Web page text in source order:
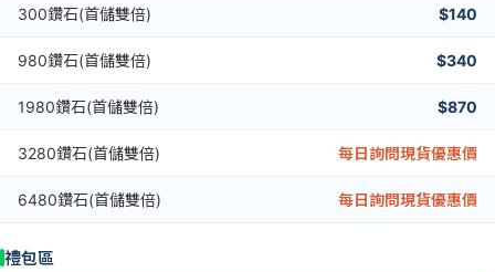
300鑽石(首儲雙倍) $140
980鑽石(首儲雙倍) $340
1980鑽石(首儲雙倍) $870
3280鑽石(首儲雙倍) 每日詢問現貨優惠價
6480鑽石(首儲雙倍) 每日詢問現貨優惠價
禮包區